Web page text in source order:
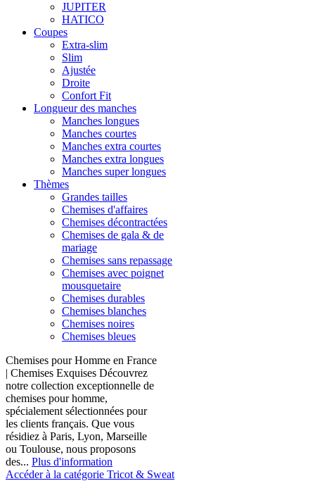
JUPITER
HATICO
Coupes
Extra-slim
Slim
Ajustée
Droite
Confort Fit
Longueur des manches
Manches longues
Manches courtes
Manches extra courtes
Manches extra longues
Manches super longues
Thèmes
Grandes tailles
Chemises d'affaires
Chemises décontractées
Chemises de gala & de
mariage
Chemises sans repassage
Chemises avec poignet
mousquetaire
Chemises durables
Chemises blanches
Chemises noires
Chemises bleues
Chemises pour Homme en France
| Chemises Exquises Découvrez
notre collection exceptionnelle de
chemises pour homme,
spécialement sélectionnées pour
les clients français. Que vous
résidiez à Paris, Lyon, Marseille
ou Toulouse, nous proposons
des... Plus d'information
Accéder à la catégorie Tricot & Sweat